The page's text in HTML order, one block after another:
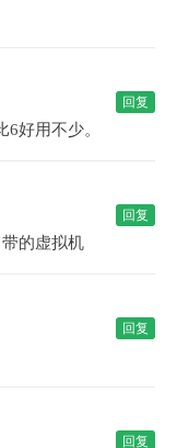
回复
好用不少。
回复
带的虚拟机
回复
回复